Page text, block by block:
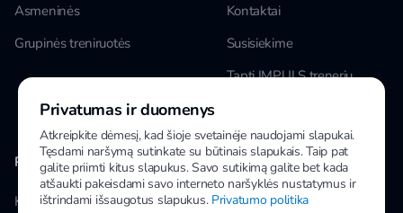
Asmeninės
Grupinės treniruotės
Kontaktai
Susisiekime
Tapti IMPULS treneriu
PAPILDOMA INFORMACIJA
Klubai
MANO IMPULS
Facebook
Privatumas ir duomenys
Atkreipkite dėmesį, kad šioje svetainėje naudojami slapukai.
Tęsdami naršymą sutinkate su būtinais slapukais. Taip pat
galite priimti kitus slapukus. Savo sutikimą galite bet kada
atšaukti pakeisdami savo interneto naršyklės nustatymus ir
ištrindami išsaugotus slapukus. Privatumo politika